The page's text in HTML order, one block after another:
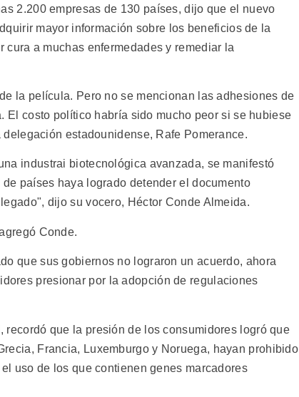
2.200 empresas de 130 países, dijo que el nuevo
mayor información sobre los beneficios de la
a muchas enfermedades y remediar la
la película. Pero no se mencionan las adhesiones de
El costo político habría sido mucho peor si se hubiese
estadounidense, Rafe Pomerance.
industrai biotecnológica avanzada, se manifestó
países haya logrado detender el documento
dijo su vocero, Héctor Conde Almeida.
Conde.
que sus gobiernos no lograron un acuerdo, ahora
presionar por la adopción de regulaciones
recordó que la presión de los consumidores logró que
Francia, Luxemburgo y Noruega, hayan prohibido
uso de los que contienen genes marcadores